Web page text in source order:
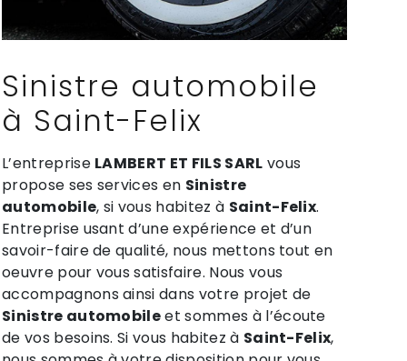
Sinistre automobile
à Saint-Felix
L’entreprise LAMBERT ET FILS SARL vous
propose ses services en Sinistre
automobile, si vous habitez à Saint-Felix.
Entreprise usant d’une expérience et d’un
savoir-faire de qualité, nous mettons tout en
oeuvre pour vous satisfaire. Nous vous
accompagnons ainsi dans votre projet de
Sinistre automobileet sommes à l’écoute
de vos besoins. Si vous habitez à Saint-Felix,